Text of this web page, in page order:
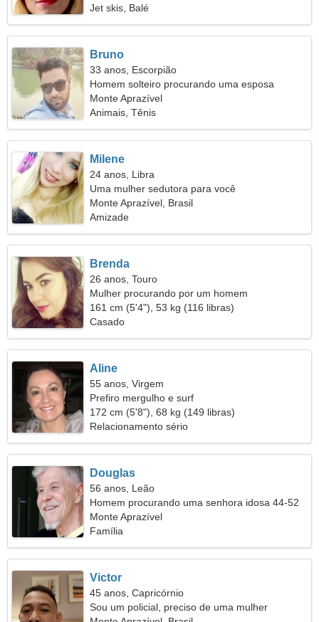
Jet skis, Balé
Bruno
33 anos, Escorpião
Homem solteiro procurando uma esposa
Monte Aprazível
Animais, Tênis
Milene
24 anos, Libra
Uma mulher sedutora para você
Monte Aprazível, Brasil
Amizade
Brenda
26 anos, Touro
Mulher procurando por um homem
161 cm (5'4"), 53 kg (116 libras)
Casado
Aline
55 anos, Virgem
Prefiro mergulho e surf
172 cm (5'8"), 68 kg (149 libras)
Relacionamento sério
Douglas
56 anos, Leão
Homem procurando uma senhora idosa 44-52
Monte Aprazível
Família
Victor
45 anos, Capricórnio
Sou um policial, preciso de uma mulher